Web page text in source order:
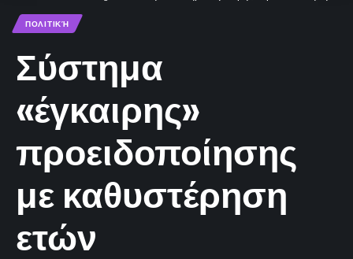
ΠΟΛΙΤΙΚΉ
Σύστημα
«έγκαιρης»
προειδοποίησης
με καθυστέρηση
ετών